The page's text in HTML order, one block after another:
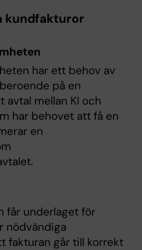
kundfakturor
har ett behov av
på en
mellan KI och
har behovet att få en
en
får underlaget för
nödvändiga
fakturan går till korrekt